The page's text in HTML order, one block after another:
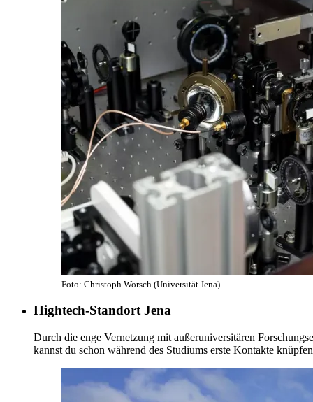
Foto: Christoph Worsch (Universität Jena)
Hightech-Standort Jena
Durch die enge Vernetzung mit außeruniversitären
kannst du schon während des Studiums erste Kontakte